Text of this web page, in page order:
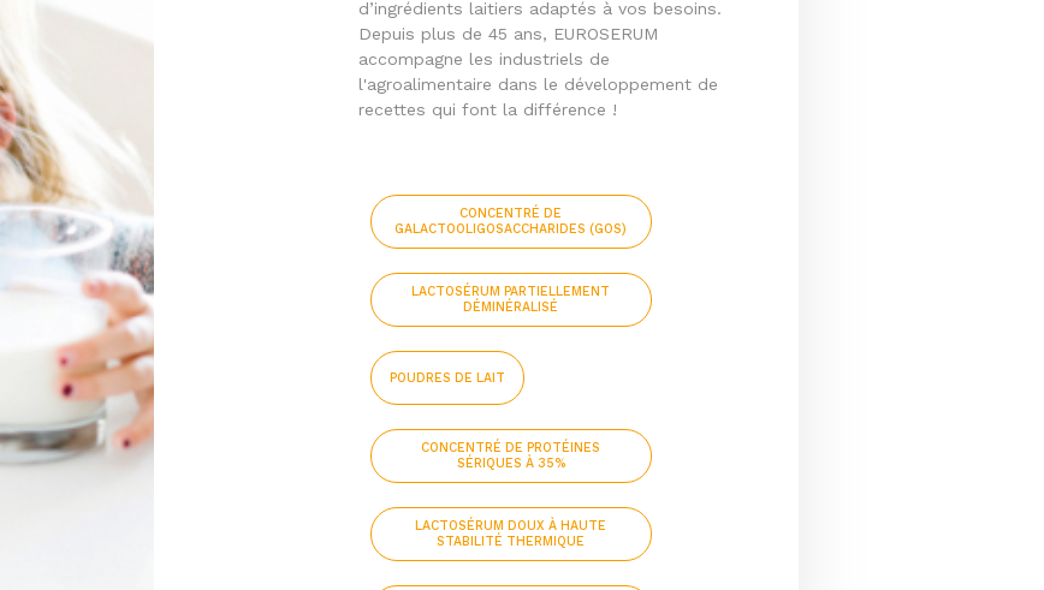
d’ingrédients laitiers adaptés à vos besoins.
Depuis plus de 45 ans, EUROSERUM
accompagne les industriels de
l'agroalimentaire dans le développement de
recettes qui font la différence !
CONCENTRÉ DE
GALACTOOLIGOSACCHARIDES (GOS)
LACTOSÉRUM PARTIELLEMENT
DÉMINÉRALISÉ
POUDRES DE LAIT
CONCENTRÉ DE PROTÉINES
SÉRIQUES À 35%
LACTOSÉRUM DOUX À HAUTE
STABILITÉ THERMIQUE